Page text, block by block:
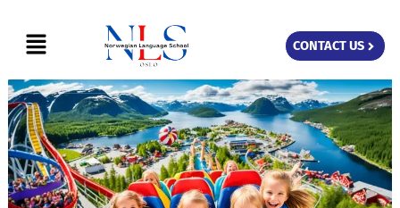
content
Menu CONTACT US